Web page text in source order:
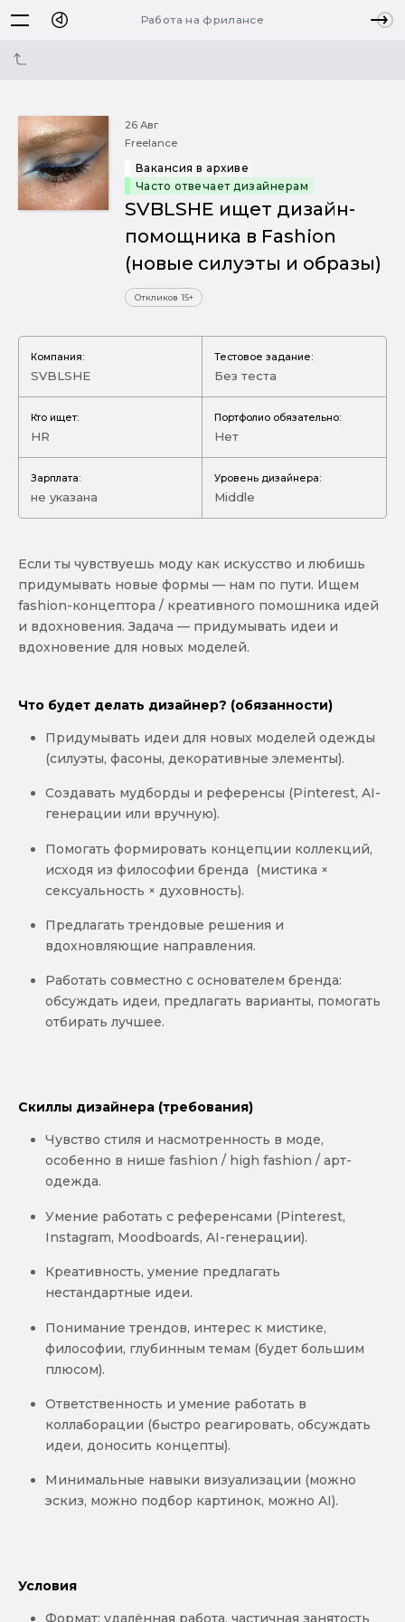
Работа на фрилансе
26 Авг
Freelance
Вакансия в архиве
Часто отвечает дизайнерам
SVBLSHE ищет дизайн-
помощника в Fashion
(новые силуэты и образы)
Откликов 15+
Компания:
SVBLSHE
Тестовое задание:
Без теста
Кто ищет:
HR
Портфолио обязательно:
Нет
Зарплата:
не указана
Уровень дизайнера:
Middle
Если ты чувствуешь моду как искусство и любишь
придумывать новые формы — нам по пути. Ищем
fashion-концептора / креативного помошника идей
и вдохновения. Задача — придумывать идеи и
вдохновение для новых моделей.
Что будет делать дизайнер? (обязанности)
Придумывать идеи для новых моделей одежды
(силуэты, фасоны, декоративные элементы).
Создавать мудборды и референсы (Pinterest, AI-
генерации или вручную).
Помогать формировать концепции коллекций,
исходя из философии бренда (мистика ×
сексуальность × духовность).
Предлагать трендовые решения и
вдохновляющие направления.
Работать совместно с основателем бренда:
обсуждать идеи, предлагать варианты, помогать
отбирать лучшее.
Скиллы дизайнера (требования)
Чувство стиля и насмотренность в моде,
особенно в нише fashion / high fashion / арт-
одежда.
Умение работать с референсами (Pinterest,
Instagram, Moodboards, AI-генерации).
Креативность, умение предлагать
нестандартные идеи.
Понимание трендов, интерес к мистике,
философии, глубинным темам (будет большим
плюсом).
Ответственность и умение работать в
коллаборации (быстро реагировать, обсуждать
идеи, доносить концепты).
Минимальные навыки визуализации (можно
эскиз, можно подбор картинок, можно AI).
Условия
Формат: удалённая работа, частичная занятость